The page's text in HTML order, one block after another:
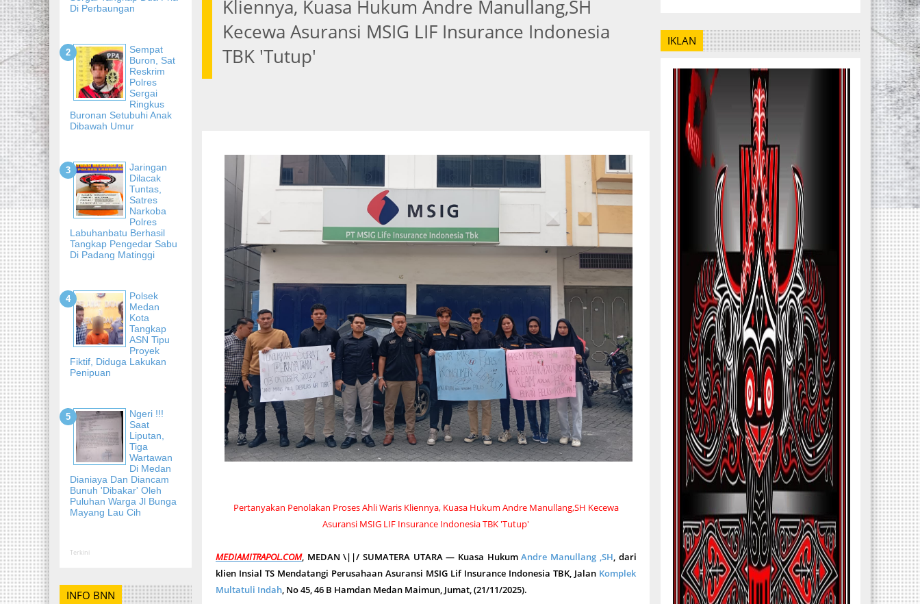
Di Perbaungan
Sempat
Buron, Sat
Reskrim
Polres
Sergai
Ringkus
Buronan Setubuhi Anak
Dibawah Umur
Jaringan
Dilacak
Tuntas,
Satres
Narkoba
Polres
Labuhanbatu Berhasil
Tangkap Pengedar Sabu
Di Padang Matinggi
Polsek
Medan
Kota
Tangkap
ASN Tipu
Proyek
Fiktif, Diduga Lakukan
Penipuan
Ngeri !!!
Saat
Liputan,
Tiga
Wartawan
Di Medan
Dianiaya Dan Diancam
Bunuh 'Dibakar' Oleh
Puluhan Warga Jl Bunga
Mayang Lau Cih
Terkini
INFO BNN
Kliennya, Kuasa Hukum Andre Manullang,SH
Kecewa Asuransi MSIG LIF Insurance Indonesia
TBK 'Tutup'
Pertanyakan Penolakan Proses Ahli Waris Kliennya, Kuasa Hukum Andre Manullang,SH Kecewa
Asuransi MSIG LIF Insurance Indonesia TBK 'Tutup'
MEDIAMITRAPOL.COM, MEDAN \||/ SUMATERA UTARA — Kuasa HukumAndre Manullang ,SH, dari
klien Insial TS Mendatangi Perusahaan Asuransi MSIG Lif Insurance Indonesia TBK, Jalan Komplek
Multatuli Indah, No 45, 46 B Hamdan Medan Maimun, Jumat, (21/11/2025).
IKLAN